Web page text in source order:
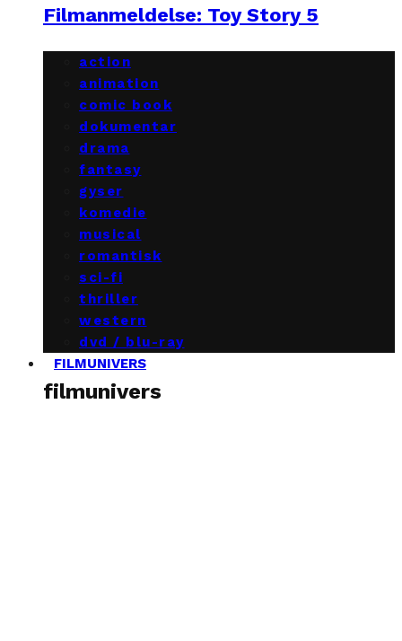
Filmanmeldelse: Toy Story 5
action
animation
comic book
dokumentar
drama
fantasy
gyser
komedie
musical
romantisk
sci-fi
thriller
western
dvd / blu-ray
FILMUNIVERS
filmunivers